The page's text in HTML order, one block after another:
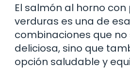
El salmón al horno
verduras es una de
combinaciones que no
deliciosa, sino que
opción saludable y